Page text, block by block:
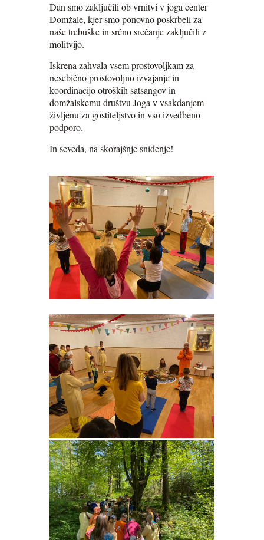
Dan smo zaključili ob vrnitvi v joga center
Domžale, kjer smo ponovno poskrbeli za
naše trebuške in srčno srečanje zaključili z
molitvijo.
Iskrena zahvala vsem prostovoljkam za
nesebično prostovoljno izvajanje in
koordinacijo otroških satsangov in
domžalskemu društvu Joga v vsakdanjem
življenu za gostiteljstvo in vso izvedbeno
podporo.
In seveda, na skorajšnje snidenje!